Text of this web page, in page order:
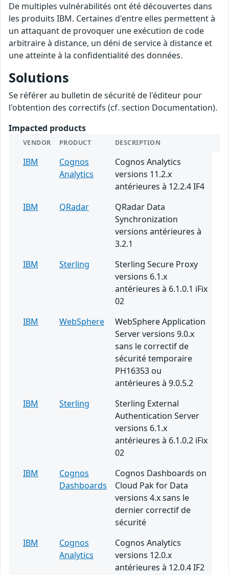
De multiples vulnérabilités ont été découvertes dans
les produits IBM. Certaines d'entre elles permettent à
un attaquant de provoquer une exécution de code
arbitraire à distance, un déni de service à distance et
une atteinte à la confidentialité des données.
Solutions
Se référer au bulletin de sécurité de l'éditeur pour
l'obtention des correctifs (cf. section Documentation).
Impacted products
VENDOR PRODUCT DESCRIPTION
IBM
Cognos
Analytics
Cognos Analytics
versions 11.2.x
antérieures à 12.2.4 IF4
IBM
QRadar
QRadar Data
Synchronization
versions antérieures à
3.2.1
IBM
Sterling
Sterling Secure Proxy
versions 6.1.x
antérieures à 6.1.0.1 iFix
02
IBM
WebSphere
WebSphere Application
Server versions 9.0.x
sans le correctif de
sécurité temporaire
PH16353 ou
antérieures à 9.0.5.2
IBM
Sterling
Sterling External
Authentication Server
versions 6.1.x
antérieures à 6.1.0.2 iFix
02
IBM
Cognos
Dashboards
Cognos Dashboards on
Cloud Pak for Data
versions 4.x sans le
dernier correctif de
sécurité
IBM
Cognos
Analytics
Cognos Analytics
versions 12.0.x
antérieures à 12.0.4 IF2